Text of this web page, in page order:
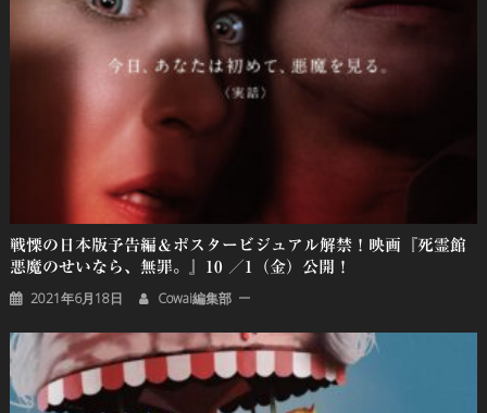
戦慄の日本版予告編＆ポスタービジュアル解禁！映画『死霊館
悪魔のせいなら、無罪。』10 ／1（金）公開！
2021年6月18日 Cowai編集部